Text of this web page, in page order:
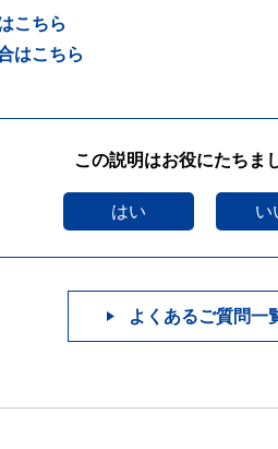
こちら
はこちら
この説明はお役にたちま
はい い
よくあるご質問一